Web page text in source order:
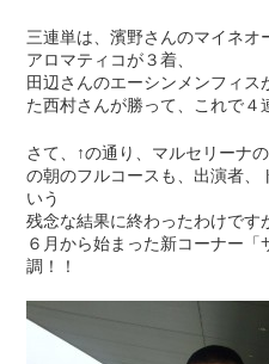
三連単は、濱野さんのマイネ
アロマティコが３着、
田辺さんのエーシンメンフィ
た西村さんが勝って、これで４
さて、↑の通り、マルセリーナ
の朝のフルコースも、出演者、
いう
残念な結果に終わったわけです
６月から始まった新コーナー
調！！